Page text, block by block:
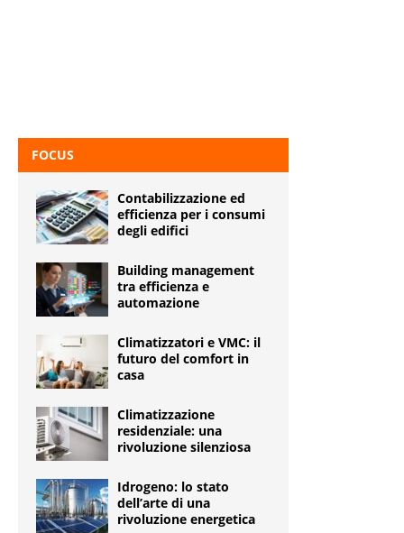
FOCUS
Contabilizzazione ed
efficienza per i consumi
degli edifici
Building management
tra efficienza e
automazione
Climatizzatori e VMC: il
futuro del comfort in
casa
Climatizzazione
residenziale: una
rivoluzione silenziosa
Idrogeno: lo stato
dell’arte di una
rivoluzione energetica